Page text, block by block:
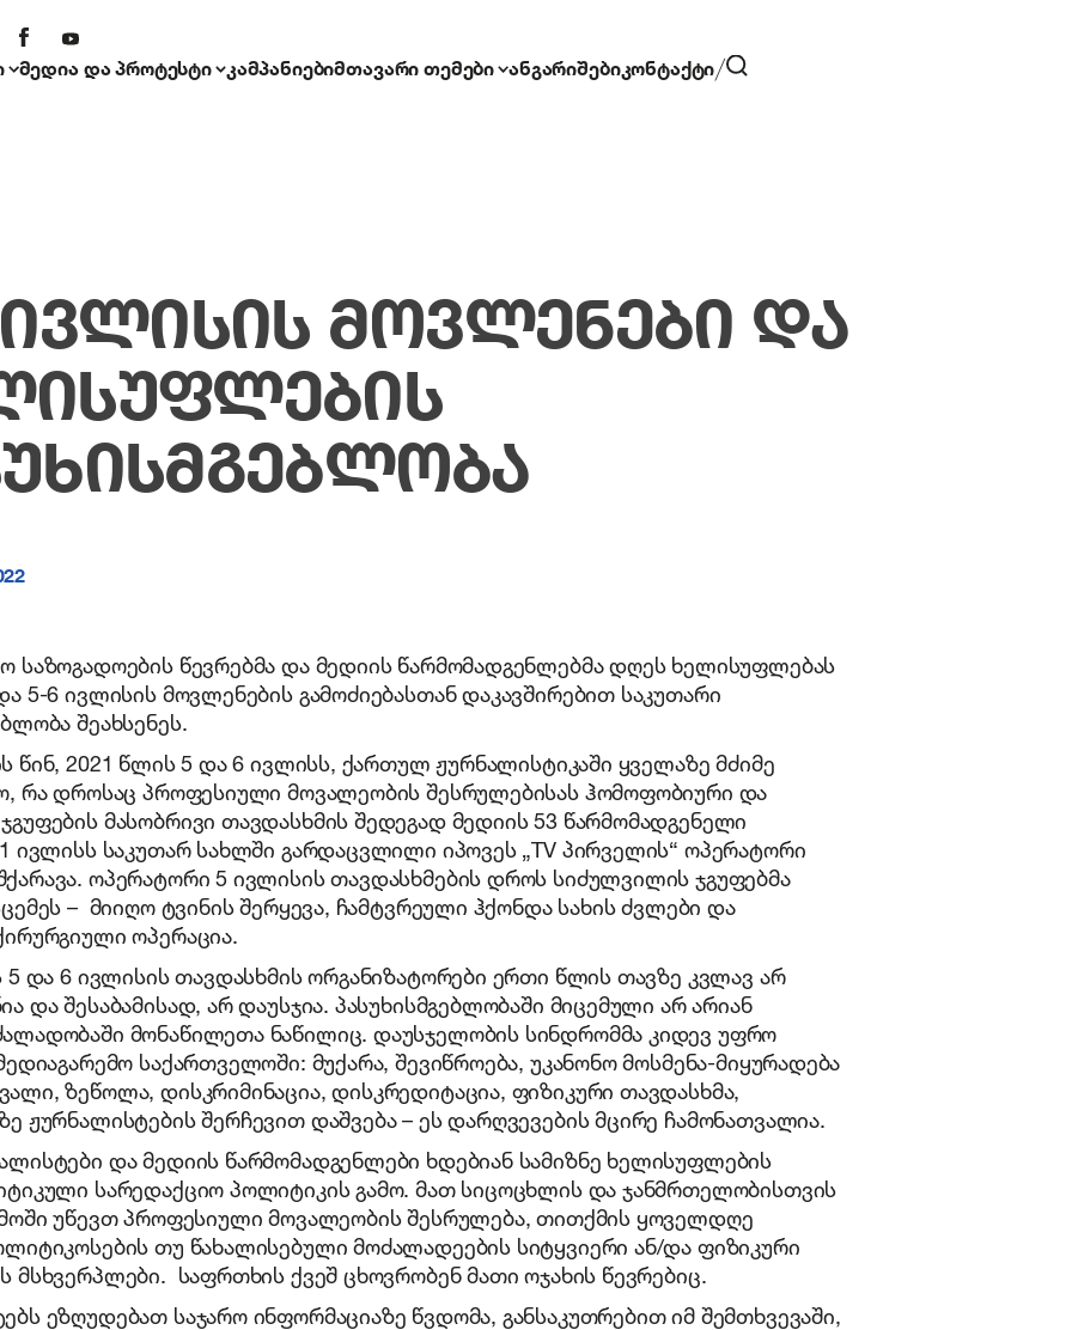
მედია და პროტესტი კამპანიებიმთავარი თემები ანგარიშებიკონტაქტი
ᲘᲕᲚᲘᲡᲘᲡ ᲛᲝᲕᲚᲔᲜᲔᲑᲘ ᲓᲐ
საზოგადოების წევრებმა და მედიის წარმომადგენლებმა დღეს ხელისუფლებას
5-6 ივლისის მოვლენების გამოძიებასთან დაკავშირებით საკუთარი
შეახსენეს.
წინ, 2021 წლის 5 და 6 ივლისს, ქართულ ჟურნალისტიკაში ყველაზე მძიმე
რა დროსაც პროფესიული მოვალეობის შესრულებისას ჰომოფობიური და
მასობრივი თავდასხმის შედეგად მედიის 53 წარმომადგენელი
ივლისს საკუთარ სახლში გარდაცვლილი იპოვეს „TV პირველის“ ოპერატორი
ოპერატორი 5 ივლისის თავდასხმების დროს სიძულვილის ჯგუფებმა
– მიიღო ტვინის შერყევა, ჩამტვრეული ჰქონდა სახის ძვლები და
ოპერაცია.
5 და 6 ივლისის თავდასხმის ორგანიზატორები ერთი წლის თავზე კვლავ არ
და შესაბამისად, არ დაუსჯია. პასუხისმგებლობაში მიცემული არ არიან
მონაწილეთა ნაწილიც. დაუსჯელობის სინდრომმა კიდევ უფრო
საქართველოში: მუქარა, შევიწროება, უკანონო მოსმენა-მიყურადება
ზეწოლა, დისკრიმინაცია, დისკრედიტაცია, ფიზიკური თავდასხმა,
ჟურნალისტების შერჩევით დაშვება – ეს დარღვევების მცირე ჩამონათვალია.
და მედიის წარმომადგენლები ხდებიან სამიზნე ხელისუფლების
სარედაქციო პოლიტიკის გამო. მათ სიცოცხლის და ჯანმრთელობისთვის
უწევთ პროფესიული მოვალეობის შესრულება, თითქმის ყოველდღე
თუ წახალისებული მოძალადეების სიტყვიერი ან/და ფიზიკური
მსხვერპლები. საფრთხის ქვეშ ცხოვრობენ მათი ოჯახის წევრებიც.
ეზღუდებათ საჯარო ინფორმაციაზე წვდომა, განსაკუთრებით იმ შემთხვევაში,